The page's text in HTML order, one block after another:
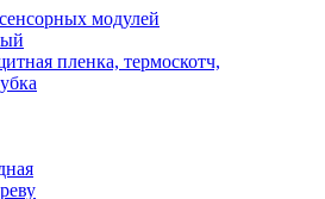
модулей
пленка, термоскотч,